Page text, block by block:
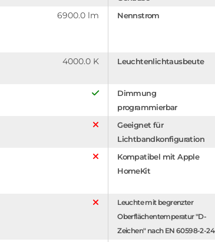
6900.0 lm Nennstrom
4000.0 K Leuchtenlichtausbeute
Dimmung
programmierbar
Geeignet für
Lichtbandkonfiguration
Kompatibel mit Apple
HomeKit
Leuchte mit begrenzter
Oberflächentemperatur "D-
Zeichen" nach EN 60598-2-24